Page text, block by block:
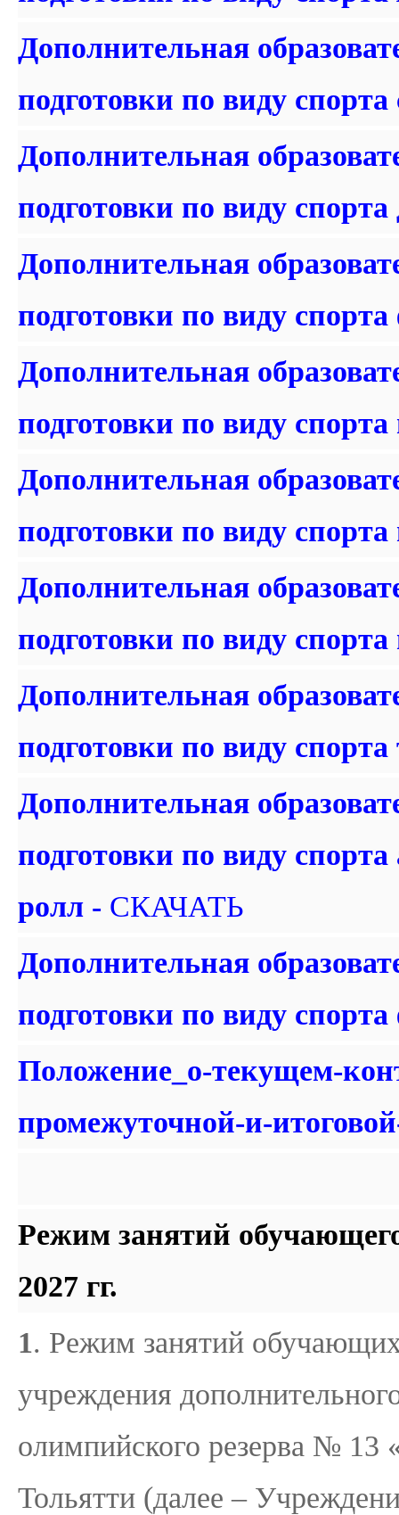
Дополнительная
подготовки по виду
Дополнительная
подготовки по виду
Дополнительная
подготовки по виду
Дополнительная
подготовки по виду
Дополнительная
подготовки по виду
Дополнительная
подготовки по виду
Дополнительная
подготовки по виду
Дополнительная
подготовки по виду
ролл - СКАЧАТЬ
Дополнительная
подготовки по виду
Положение_о-текущем-
промежуточной-и-
Режим занятий
2027 гг.
1. Режим занятий
учреждения
олимпийского резерва № 13
Тольятти (далее –